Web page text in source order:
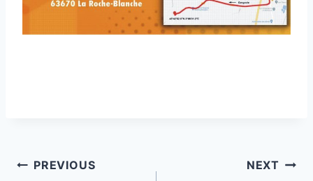
Post
PREVIOUS NEXT